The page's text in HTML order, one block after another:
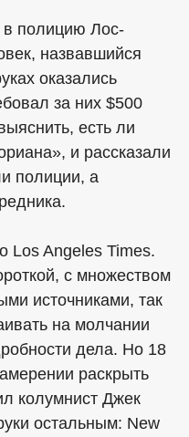
в полицию Лос-
назвавшийся
оказались
за них $500
есть ли
и рассказали
полиции, а
Los Angeles Times.
с множеством
источниками, так
на молчании
дела. Но 18
раскрыть
колумнист Джек
остальным: New